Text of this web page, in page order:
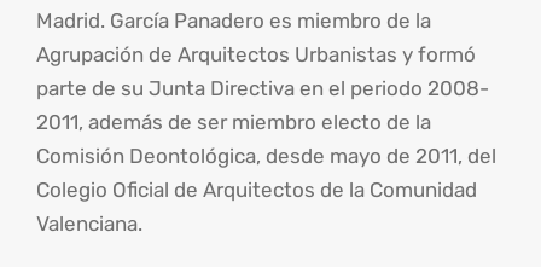
Madrid. García Panadero es miembro de la
Agrupación de Arquitectos Urbanistas y formó
parte de su Junta Directiva en el periodo 2008-
2011, además de ser miembro electo de la
Comisión Deontológica, desde mayo de 2011, del
Colegio Oficial de Arquitectos de la Comunidad
Valenciana.